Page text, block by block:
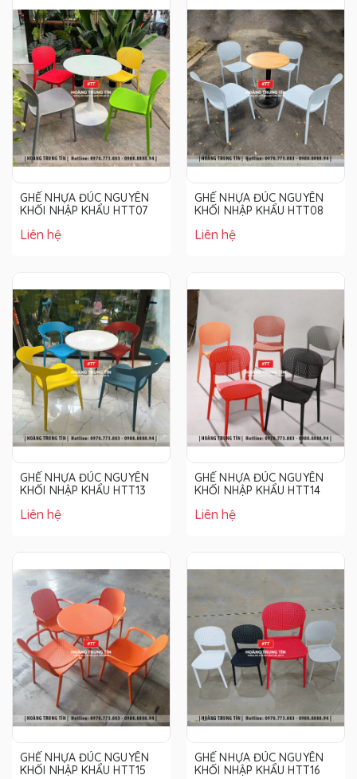
GHẾ NHỰA ĐÚC NGUYÊN
KHỐI NHẬP KHẨU HTT07
Liên hệ
GHẾ NHỰA ĐÚC NGUYÊN
KHỐI NHẬP KHẨU HTT08
Liên hệ
GHẾ NHỰA ĐÚC NGUYÊN
KHỐI NHẬP KHẨU HTT13
Liên hệ
GHẾ NHỰA ĐÚC NGUYÊN
KHỐI NHẬP KHẨU HTT14
Liên hệ
GHẾ NHỰA ĐÚC NGUYÊN
KHỐI NHẬP KHẨU HTT15
GHẾ NHỰA ĐÚC NGUYÊN
KHỐI NHẬP KHẨU HTT16